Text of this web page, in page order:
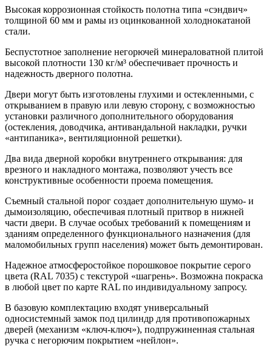
Высокая коррозионная стойкость полотна типа «сэндвич»
толщиной 60 мм и рамы из оцинкованной холоднокатаной
стали.
Беспустотное заполнение негорючей минераловатной плитой
высокой плотности 130 кг/м³ обеспечивает прочность и
надежность дверного полотна.
Двери могут быть изготовлены глухими и остекленными, с
открыванием в правую или левую сторону, с возможностью
установки различного дополнительного оборудования
(остекления, доводчика, антивандальной накладки, ручки
«антипаника», вентиляционной решетки).
Два вида дверной коробки внутреннего открывания: для
врезного и накладного монтажа, позволяют учесть все
конструктивные особенности проема помещения.
Съемный стальной порог создает дополнительную шумо- и
дымоизоляцию, обеспечивая плотный притвор в нижней
части двери. В случае особых требований к помещениям и
зданиям определенного функционального назначения (для
маломобильных групп населения) может быть демонтирован.
Надежное атмосферостойкое порошковое покрытие серого
цвета (RAL 7035) с текстурой «шагрень». Возможна покраска
в любой цвет по карте RAL по индивидуальному запросу.
В базовую комплектацию входят универсальный
односистемный замок под цилиндр для противопожарных
дверей (механизм «ключ-ключ»), подпружиненная стальная
ручка с негорючим покрытием «нейлон».